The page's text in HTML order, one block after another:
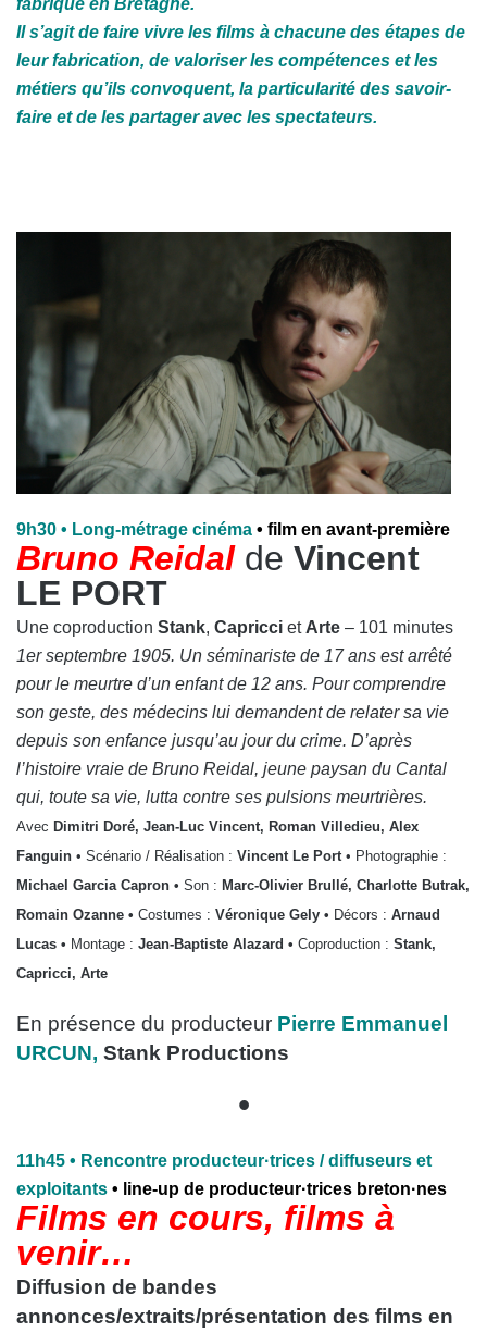
fabrique en Bretagne.
Il s’agit de faire vivre les films à chacune des étapes de
leur fabrication, de valoriser les compétences et les
métiers qu’ils convoquent, la particularité des savoir-
faire et de les partager avec les spectateurs.
9h30 • Long-métrage cinéma • film en avant-première
Bruno Reidalde Vincent
LE PORT
Une coproduction Stank, Capricci et Arte – 101 minutes
1er septembre 1905. Un séminariste de 17 ans est arrêté
pour le meurtre d’un enfant de 12 ans. Pour comprendre
son geste, des médecins lui demandent de relater sa vie
depuis son enfance jusqu’au jour du crime. D’après
l’histoire vraie de Bruno Reidal, jeune paysan du Cantal
qui, toute sa vie, lutta contre ses pulsions meurtrières.
Avec Dimitri Doré, Jean-Luc Vincent, Roman Villedieu, Alex
Fanguin • Scénario / Réalisation : Vincent Le Port• Photographie :
Michael Garcia Capron • Son : Marc-Olivier Brullé, Charlotte Butrak,
Romain Ozanne • Costumes : Véronique Gely • Décors : Arnaud
Lucas • Montage : Jean-Baptiste Alazard • Coproduction : Stank,
Capricci, Arte
En présence du producteur Pierre Emmanuel
URCUN, Stank Productions
•
11h45 • Rencontre producteur·trices / diffuseurs et
exploitants • line-up de producteur·trices breton·nes
Films en cours, films à
venir…
Diffusion de bandes
annonces/extraits/présentation des films en